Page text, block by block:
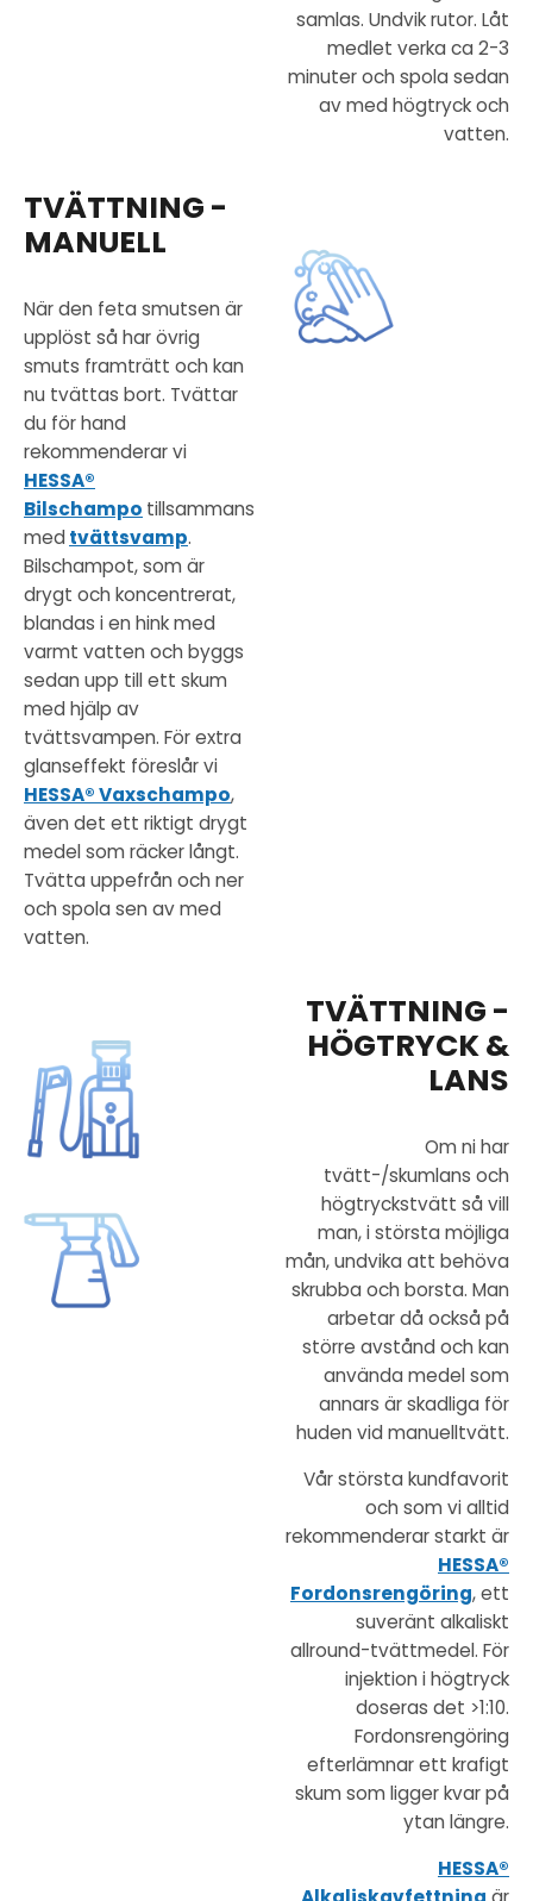
samlas. Undvik rutor. Låt
medlet verka ca 2-3
minuter och spola sedan
av med högtryck och
vatten.
TVÄTTNING -
MANUELL
När den feta smutsen är
upplöst så har övrig
smuts framträtt och kan
nu tvättas bort. Tvättar
du för hand
rekommenderar vi
HESSA®
Bilschampo tillsammans
med tvättsvamp.
Bilschampot, som är
drygt och koncentrerat,
blandas i en hink med
varmt vatten och byggs
sedan upp till ett skum
med hjälp av
tvättsvampen. För extra
glanseffekt föreslår vi
HESSA® Vaxschampo,
även det ett riktigt drygt
medel som räcker långt.
Tvätta uppefrån och ner
och spola sen av med
vatten.
TVÄTTNING -
HÖGTRYCK &
LANS
Om ni har
tvätt-/skumlans och
högtryckstvätt så vill
man, i största möjliga
mån, undvika att behöva
skrubba och borsta. Man
arbetar då också på
större avstånd och kan
använda medel som
annars är skadliga för
huden vid manuelltvätt.
Vår största kundfavorit
och som vi alltid
rekommenderar starkt är
HESSA®
Fordonsrengöring, ett
suveränt alkaliskt
allround-tvättmedel. För
injektion i högtryck
doseras det >1:10.
Fordonsrengöring
efterlämnar ett krafigt
skum som ligger kvar på
ytan längre.
HESSA®